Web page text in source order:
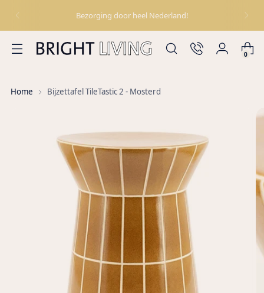
Bezorging door heel Nederland!
0
Home Bijzettafel TileTastic 2 - Mosterd